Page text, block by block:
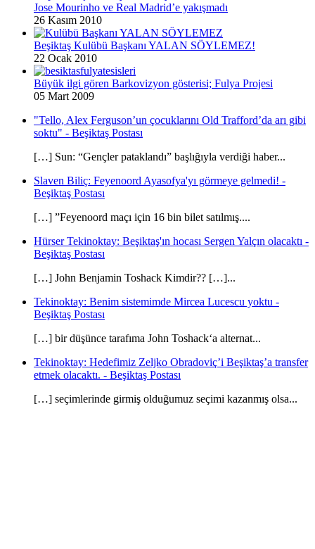
Jose Mourinho ve Real Madrid’e yakışmadı
26 Kasım 2010
Beşiktaş Kulübü Başkanı YALAN SÖYLEMEZ!
22 Ocak 2010
Büyük ilgi gören Barkovizyon gösterisi; Fulya Projesi
05 Mart 2009
"Tello, Alex Ferguson’un çocuklarını Old Trafford’da arı gibi
soktu" - Beşiktaş Postası
[…] Sun: “Gençler pataklandı” başlığıyla verdiği haber...
Slaven Biliç: Feyenoord Ayasofya'yı görmeye gelmedi! -
Beşiktaş Postası
[…] ”Feyenoord maçı için 16 bin bilet satılmış....
Hürser Tekinoktay: Beşiktaş'ın hocası Sergen Yalçın olacaktı -
Beşiktaş Postası
[…] John Benjamin Toshack Kimdir?? […]...
Tekinoktay: Benim sistemimde Mircea Lucescu yoktu -
Beşiktaş Postası
[…] bir düşünce tarafıma John Toshack‘a alternat...
Tekinoktay: Hedefimiz Zeljko Obradoviç’i Beşiktaş’a transfer
etmek olacaktı. - Beşiktaş Postası
[…] seçimlerinde girmiş olduğumuz seçimi kazanmış olsa...